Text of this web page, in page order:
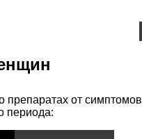
от симптомов
периода: